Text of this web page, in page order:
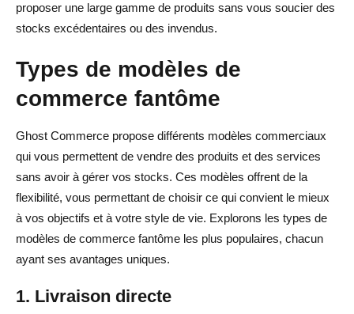
proposer une large gamme de produits sans vous soucier des
stocks excédentaires ou des invendus.
Types de modèles de
commerce fantôme
Ghost Commerce propose différents modèles commerciaux
qui vous permettent de vendre des produits et des services
sans avoir à gérer vos stocks. Ces modèles offrent de la
flexibilité, vous permettant de choisir ce qui convient le mieux
à vos objectifs et à votre style de vie. Explorons les types de
modèles de commerce fantôme les plus populaires, chacun
ayant ses avantages uniques.
1. Livraison directe